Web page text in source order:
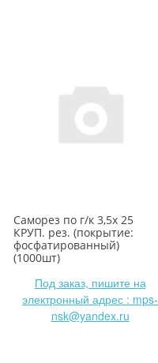
Саморез по г/к 3,5х 25
КРУП. рез. (покрытие:
фосфатированный)
(1000шт)
Под заказ, пишите на
электронный адрес : mps-
nsk@yandex.ru